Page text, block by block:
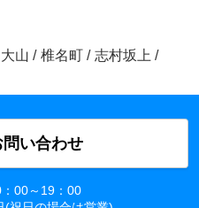
大山 / 椎名町 / 志村坂上 /
い合わせ
：00～19：00